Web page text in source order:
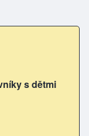
s dětmi